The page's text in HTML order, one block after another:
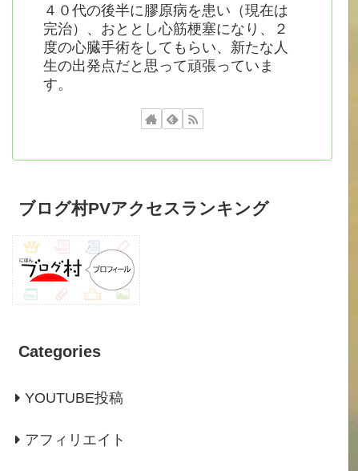
４０代の後半に膠原病を患い（現在は
完治）、おととし心筋梗塞になり、２
度の心臓手術をしてもらい、新たな人
生の出発点だと思って頑張っていま
す。
ブログ村PVアクセスランキング
Categories
YOUTUBE投稿
アフィリエイト